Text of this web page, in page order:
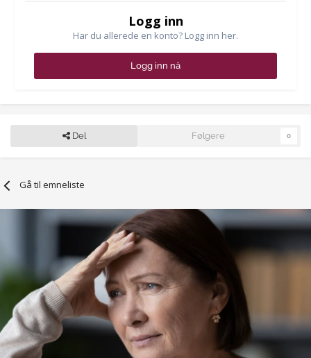
Logg inn
Har du allerede en konto? Logg inn her.
Logg inn nå
Del Følgere 0
Gå til emneliste